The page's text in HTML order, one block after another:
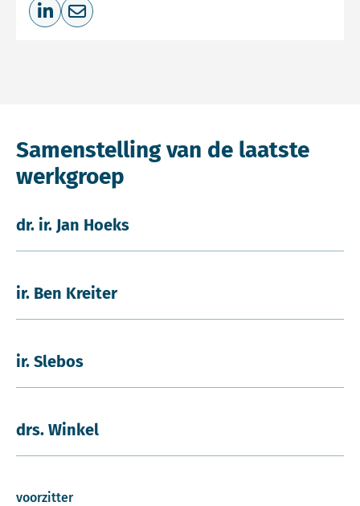
Deel op LinkedIn
Deel via e-mail
Samenstelling van de laatste
werkgroep
dr. ir. Jan Hoeks
ir. Ben Kreiter
ir. Slebos
drs. Winkel
voorzitter